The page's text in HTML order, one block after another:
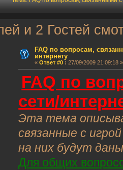
и 2 Гостей
FAQ по вопросам,
интернету
« Ответ #0: 27/09/2009 21:09:18 »
FAQ по
сети/
Эта тема
связанные с
на них будут
Для общих